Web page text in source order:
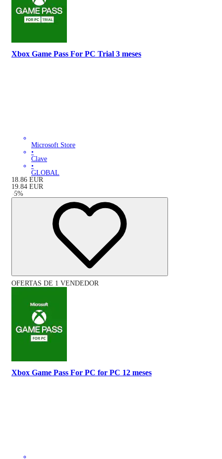
Xbox Game Pass For PC Trial 3 meses
Microsoft Store
•
Clave
•
GLOBAL
18.86 EUR
19.84 EUR
-5%
OFERTAS DE 1 VENDEDOR
Xbox Game Pass For PC for PC 12 meses